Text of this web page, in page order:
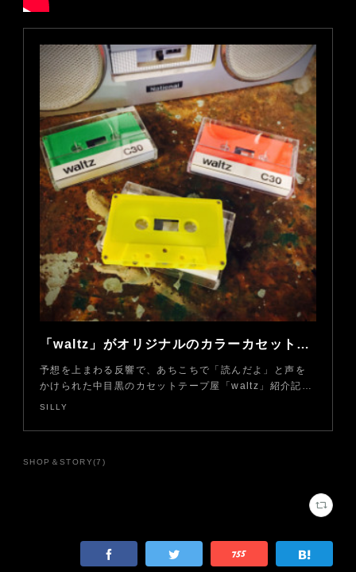
「waltz」がオリジナルのカラーカセットテープを限定発売
予想を上まわる反響で、あちこちで「読んだよ」と声を
かけられた中目黒のカセットテープ屋「waltz」紹介記…
SILLY
SHOP＆STORY(7 )